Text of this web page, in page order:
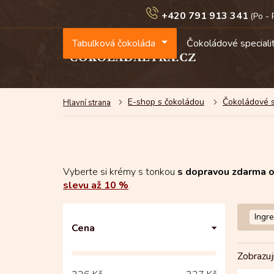
obsah
+420 791 913 341
Tabulková čokoláda Čokoládové
E-shop s čokoládou Čokoládové
Vyberte si krémy s tonkou s dopravou zdarma
slevu až 10 %.
Cena
V